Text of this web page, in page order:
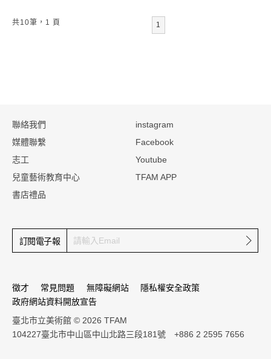
1
共10筆，1 頁
聯絡我們
媒體聯繫
志工
兒童藝術教育中心
書店禮品
instagram
Facebook
Youtube
TFAM APP
訂閱電子報 確定
徵才 常見問題 無障礙網站
隱私權安全政策
政府網站資料開放宣告
臺北市立美術館 © 2026 TFAM
104227臺北市中山區中山北路三段181號 +886 2 2595 7656